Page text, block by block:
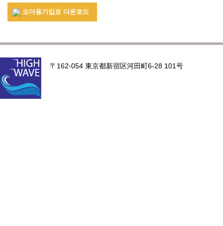
오더용기입표 다운로드
〒162-054 東京都新宿区河田町6-28 101号